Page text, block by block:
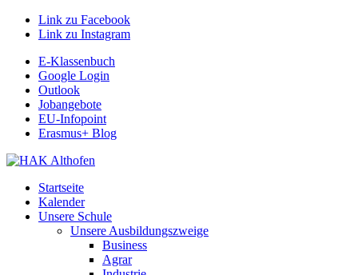
Link zu Facebook
Link zu Instagram
E-Klassenbuch
Google Login
Outlook
Jobangebote
EU-Infopoint
Erasmus+ Blog
Startseite
Kalender
Unsere Schule
Unsere Ausbildungszweige
Business
Agrar